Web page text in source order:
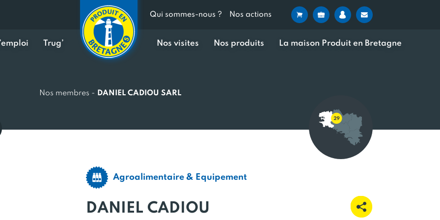
Qui sommes-nous ? Nos actions
Trug’ Nos visites Nos produits La maison Produit en Bretagne
Nos membres - DANIEL CADIOU SARL
Agroalimentaire & Equipement
DANIEL CADIOU